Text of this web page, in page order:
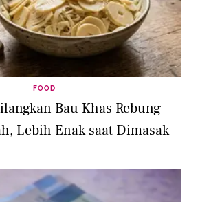
FOOD
Bau Khas Rebung
Lebih Enak saat Dimasak